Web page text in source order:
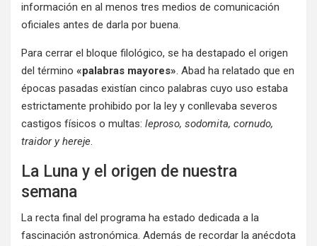
información en al menos tres medios de comunicación
oficiales antes de darla por buena.
Para cerrar el bloque filológico, se ha destapado el origen
del término «palabras mayores». Abad ha relatado que en
épocas pasadas existían cinco palabras cuyo uso estaba
estrictamente prohibido por la ley y conllevaba severos
castigos físicos o multas: leproso, sodomita, cornudo,
traidor y hereje.
La Luna y el origen de nuestra
semana
La recta final del programa ha estado dedicada a la
fascinación astronómica. Además de recordar la anécdota